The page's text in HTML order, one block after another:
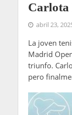
abril 23,
La joven
Madrid
triunfo.
pero